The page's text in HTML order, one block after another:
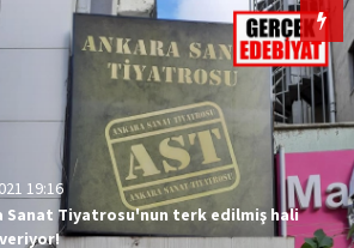
19:16
Sanat Tiyatrosu'nun terk edilmiş hali